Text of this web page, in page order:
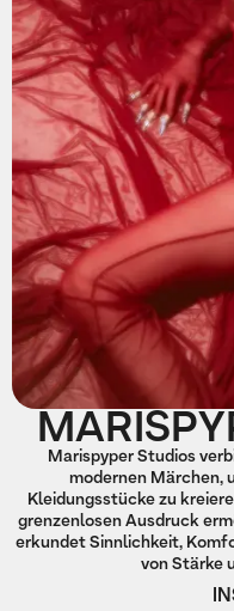
Marispyper Studios
modernen Märchen,
Kleidungsstücke zu
grenzenlosen Ausdruck
erkundet Sinnlichkeit,
von Stärke